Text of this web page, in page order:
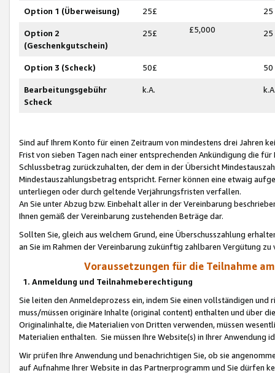
Option 1 (Überweisung) 25£ 25
Option 2
(Geschenkgutschein)
25£ £5,000 25
Option 3 (Scheck) 50£ 50
Bearbeitungsgebühr
Scheck
k.A.
Sind auf Ihrem Konto für einen Zeitraum von mindestens drei Jahren
Frist von sieben Tagen nach einer entsprechenden Ankündigung die
Schlussbetrag zurückzuhalten, der dem in der Übersicht
Mindestauszahlungsbetrag entspricht. Ferner können eine etwaig
unterliegen oder durch geltende Verjährungsfristen verfallen.
An Sie unter Abzug bzw. Einbehalt aller in der Vereinbarung
Ihnen gemäß der Vereinbarung zustehenden Beträge dar.
Sollten Sie, gleich aus welchem Grund, eine Überschusszahlung
an Sie im Rahmen der Vereinbarung zukünftig zahlbaren Vergütung zu
Voraussetzungen für die Teilnahme
1. Anmeldung und Teilnahmeberechtigung
Sie leiten den Anmeldeprozess ein, indem Sie einen vollständigen
muss/müssen originäre Inhalte (original content) enthalten und über
Originalinhalte, die Materialien von Dritten verwenden, müssen
Materialien enthalten. Sie müssen Ihre Website(s) in Ihrer Anwendung
Wir prüfen Ihre Anwendung und benachrichtigen Sie, ob sie
auf Aufnahme Ihrer Website in das Partnerprogramm und Sie dürfen